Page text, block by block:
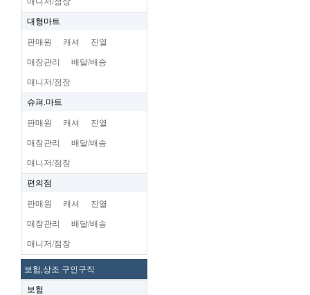
대형마트
판매원 캐셔 진열
매장관리 배달/배송
매니저/점장
슈펴.마트
판매원 캐셔 진열
매장관리 배달/배송
매니저/점장
편의점
판매원 캐셔 진열
매장관리 배달/배송
매니저/점장
보험,상조 구인구직
보험